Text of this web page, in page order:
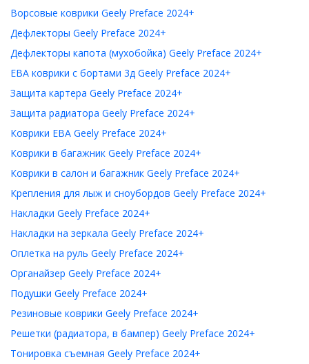
Ворсовые коврики Geely Preface 2024+
Дефлекторы Geely Preface 2024+
Дефлекторы капота (мухобойка) Geely Preface 2024+
ЕВА коврики с бортами 3д Geely Preface 2024+
Защита картера Geely Preface 2024+
Защита радиатора Geely Preface 2024+
Коврики ЕВА Geely Preface 2024+
Коврики в багажник Geely Preface 2024+
Коврики в салон и багажник Geely Preface 2024+
Крепления для лыж и сноубордов Geely Preface 2024+
Накладки Geely Preface 2024+
Накладки на зеркала Geely Preface 2024+
Оплетка на руль Geely Preface 2024+
Органайзер Geely Preface 2024+
Подушки Geely Preface 2024+
Резиновые коврики Geely Preface 2024+
Решетки (радиатора, в бампер) Geely Preface 2024+
Тонировка съемная Geely Preface 2024+